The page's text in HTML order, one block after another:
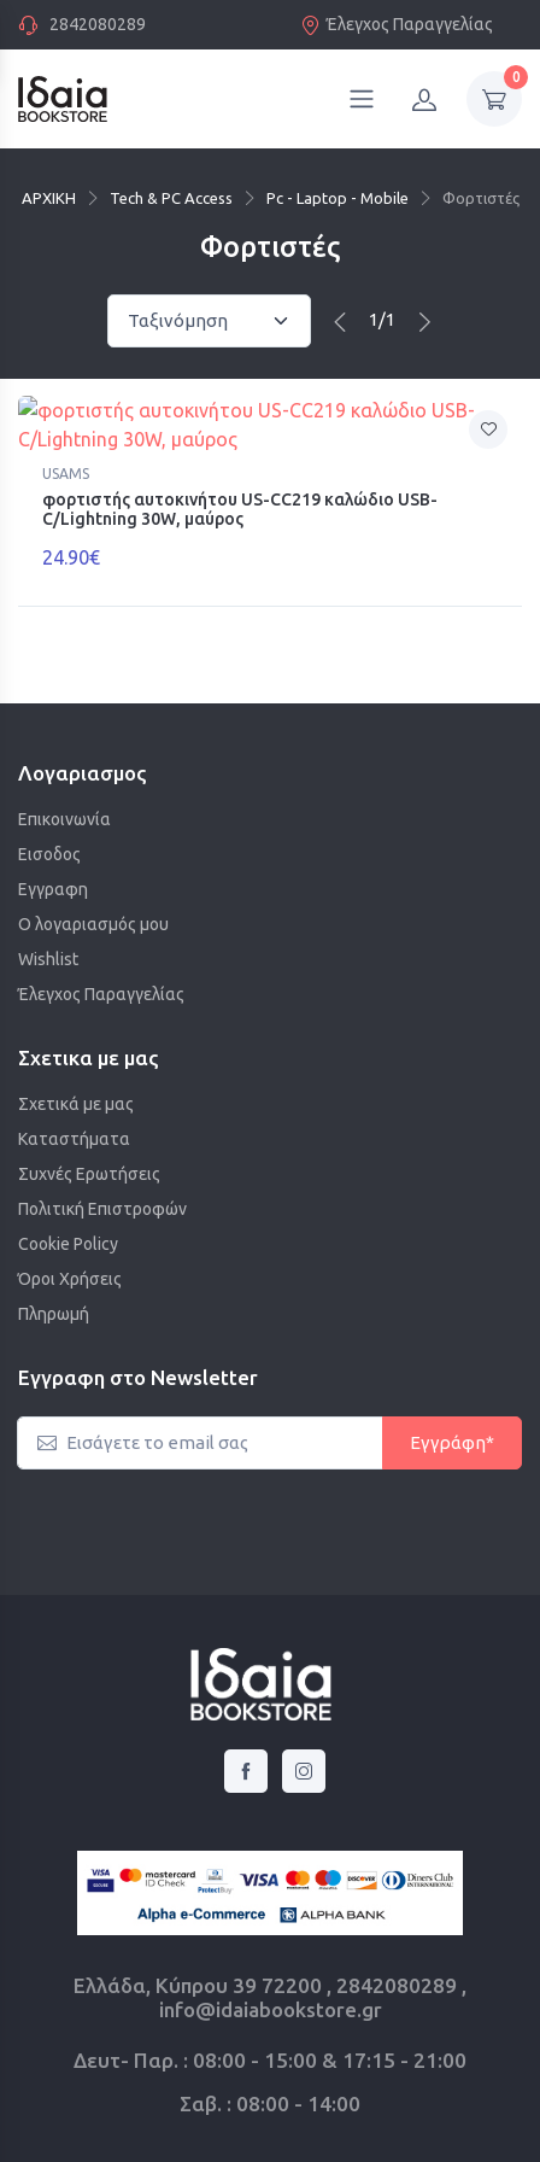
2842080289 Έλεγχος Παραγγελίας
0
ΑΡΧΙΚΗ Tech & PC Access Pc - Laptop - Mobile Φορτιστές
Φορτιστές
1/1
USAMS
φορτιστής αυτοκινήτου US-CC219 καλώδιο USB-
C/Lightning 30W, μαύρος
24.90€
Λογαριασμος
Επικοινωνία
Εισοδος
Εγγραφη
Ο λογαριασμός μου
Wishlist
Έλεγχος Παραγγελίας
Σχετικα με μας
Σχετικά με μας
Καταστήματα
Συχνές Ερωτήσεις
Πολιτική Επιστροφών
Cookie Policy
Όροι Χρήσεις
Πληρωμή
Εγγραφη στο Newsletter
Εγγράφη*
Ελλάδα, Κύπρου 39 72200 , 2842080289 ,
info@idaiabookstore.gr
Δευτ- Παρ. : 08:00 - 15:00 & 17:15 - 21:00
Σαβ. : 08:00 - 14:00